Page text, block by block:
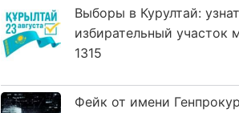
Выборы в Курултай:
избирательный участок
1315
Фейк от имени